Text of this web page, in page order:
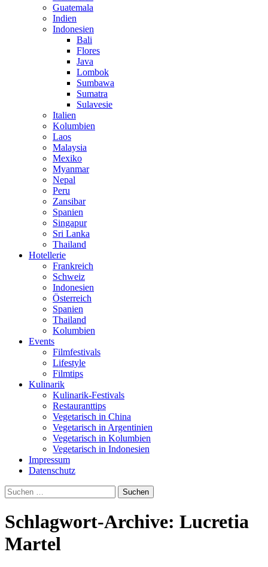
Guatemala
Indien
Indonesien
Bali
Flores
Java
Lombok
Sumbawa
Sumatra
Sulavesie
Italien
Kolumbien
Laos
Malaysia
Mexiko
Myanmar
Nepal
Peru
Zansibar
Spanien
Singapur
Sri Lanka
Thailand
Hotellerie
Frankreich
Schweiz
Indonesien
Österreich
Spanien
Thailand
Kolumbien
Events
Filmfestivals
Lifestyle
Filmtips
Kulinarik
Kulinarik-Festivals
Restauranttips
Vegetarisch in China
Vegetarisch in Argentinien
Vegetarisch in Kolumbien
Vegetarisch in Indonesien
Impressum
Datenschutz
Suchen
nach:
Schlagwort-Archive: Lucretia
Martel